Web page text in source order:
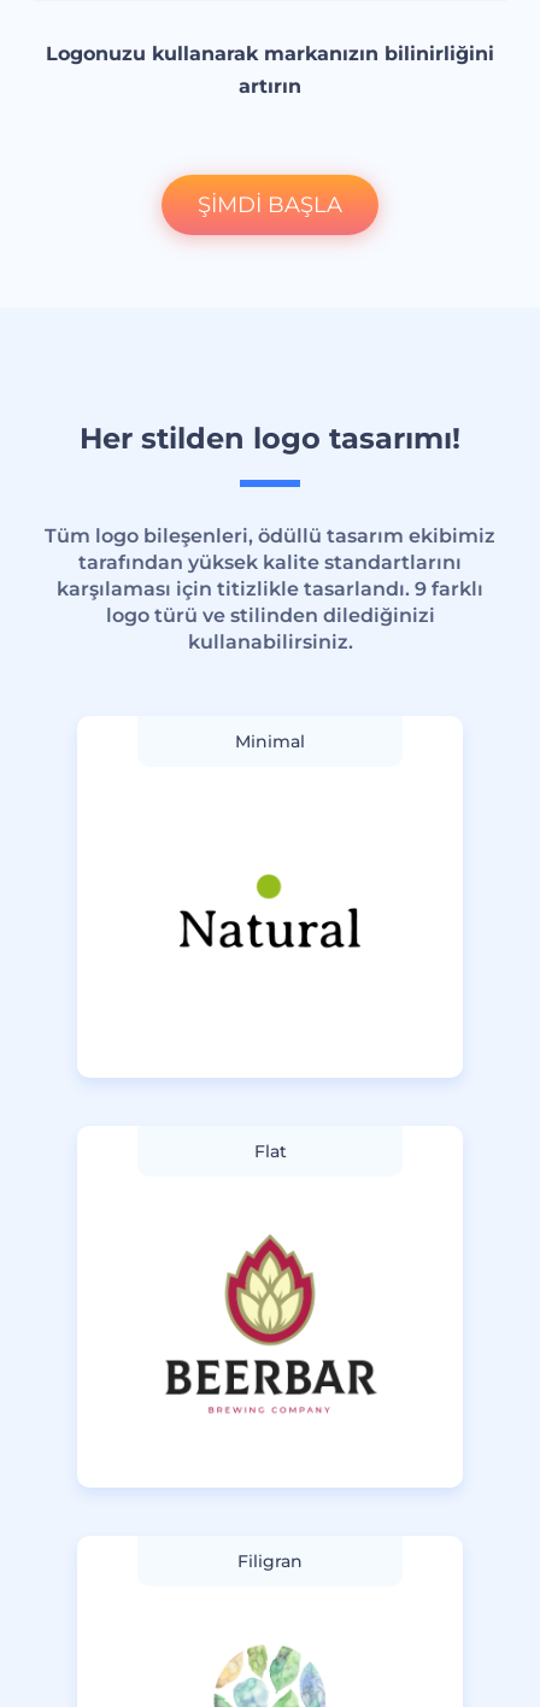
Logonuzu kullanarak markanızın bilinirliğini
artırın
ŞİMDİ BAŞLA
Her stilden logo tasarımı!
Tüm logo bileşenleri, ödüllü tasarım ekibimiz
tarafından yüksek kalite standartlarını
karşılaması için titizlikle tasarlandı. 9 farklı
logo türü ve stilinden dilediğinizi
kullanabilirsiniz.
Minimal
Flat
Filigran